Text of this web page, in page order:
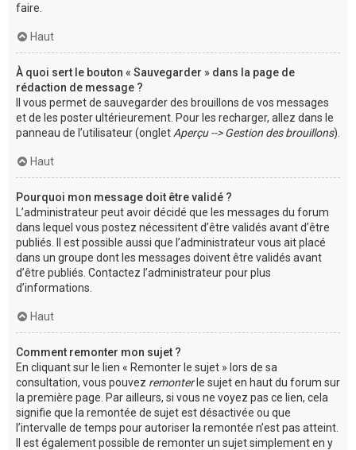
faire.
Haut
À quoi sert le bouton « Sauvegarder » dans la page de
rédaction de message ?
Il vous permet de sauvegarder des brouillons de vos messages
et de les poster ultérieurement. Pour les recharger, allez dans le
panneau de l’utilisateur (onglet Aperçu --> Gestion des brouillons).
Haut
Pourquoi mon message doit être validé ?
L’administrateur peut avoir décidé que les messages du forum
dans lequel vous postez nécessitent d’être validés avant d’être
publiés. Il est possible aussi que l’administrateur vous ait placé
dans un groupe dont les messages doivent être validés avant
d’être publiés. Contactez l’administrateur pour plus
d’informations.
Haut
Comment remonter mon sujet ?
En cliquant sur le lien « Remonter le sujet » lors de sa
consultation, vous pouvez remonterle sujet en haut du forum sur
la première page. Par ailleurs, si vous ne voyez pas ce lien, cela
signifie que la remontée de sujet est désactivée ou que
l’intervalle de temps pour autoriser la remontée n’est pas atteint.
Il est également possible de remonter un sujet simplement en y